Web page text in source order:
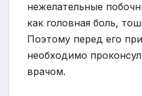
нежелательные
как головная боль,
Поэтому перед его
необходимо
врачом.